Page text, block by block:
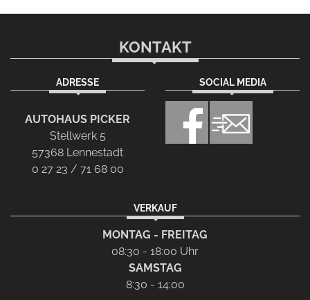
KONTAKT
ADRESSE
AUTOHAUS PICKER
Stellwerk 5
57368 Lennestadt
0 27 23 / 71 68 00
SOCIAL MEDIA
VERKAUF
MONTAG - FREITAG
08:30 - 18:00 Uhr
SAMSTAG
8:30 - 14:00